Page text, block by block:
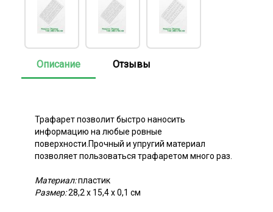
Описание Отзывы
Трафарет позволит быстро наносить
информацию на любые ровные
поверхности.Прочный и упругий материал
позволяет пользоваться трафаретом много раз.
Материал:пластик
Размер:28,2 x 15,4 х 0,1 см